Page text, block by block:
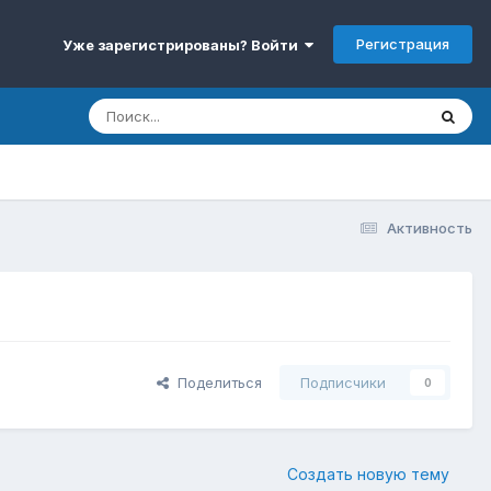
Уже зарегистрированы? Войти Регистрация
Активность
Поделиться Подписчики 0
Создать новую тему